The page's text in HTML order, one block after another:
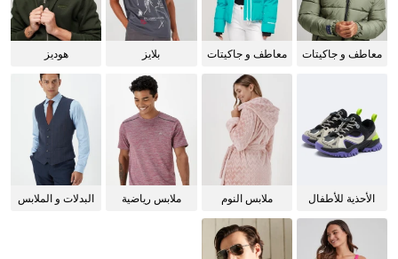
معاطف و جاكيتات
معاطف و جاكيتات
بلايز هوديز
الأحذية للأطفال
ملابس النوم
ملابس رياضية
البدلات و الملابس